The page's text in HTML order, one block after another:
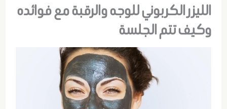
الليزر الكربوني للوجه والرقبة مع فوائده
وكيف تتم الجلسة